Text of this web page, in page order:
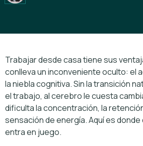
Trabajar desde casa tiene sus
conlleva un inconveniente oculto: el
la niebla cognitiva. Sin la transición
el trabajo, al cerebro le cuesta
dificulta la concentración, la
sensación de energía. Aquí es donde
entra en juego.